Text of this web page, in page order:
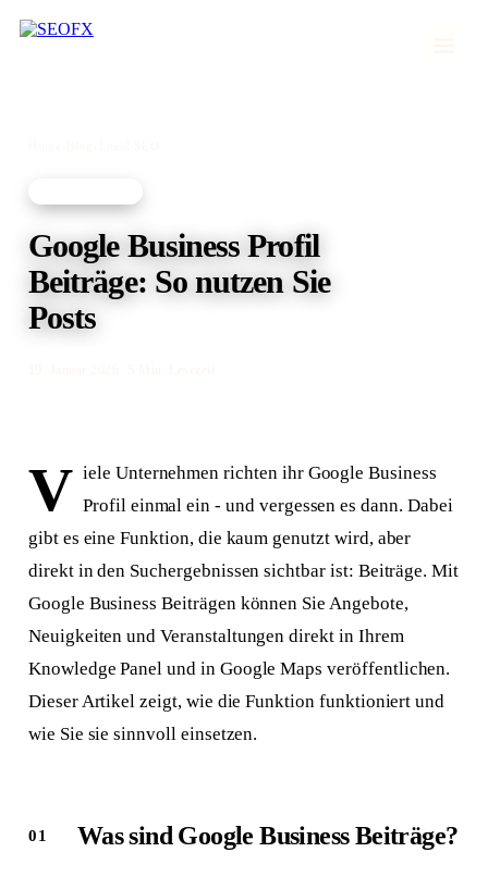
Google Business Profil
Beiträge: So nutzen Sie
Posts
V
iele Unternehmen richten ihr Google Business
Profil einmal ein - und vergessen es dann. Dabei
gibt es eine Funktion, die kaum genutzt wird, aber
direkt in den Suchergebnissen sichtbar ist: Beiträge. Mit
Google Business Beiträgen können Sie Angebote,
Neuigkeiten und Veranstaltungen direkt in Ihrem
Knowledge Panel und in Google Maps veröffentlichen.
Dieser Artikel zeigt, wie die Funktion funktioniert und
wie Sie sie sinnvoll einsetzen.
Was sind Google Business Beiträge?